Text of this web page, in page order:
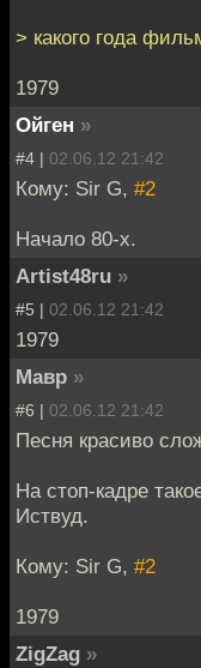
> какого года
1979
Ойген »
#4 | 02.06.12 21:42
Кому: Sir G, #2
Начало 80-х.
Artist48ru »
#5 | 02.06.12 21:42
1979
Мавр »
#6 | 02.06.12 21:42
Песня красиво
На стоп-кадре
Иствуд.
Кому: Sir G, #2
1979
ZigZag »